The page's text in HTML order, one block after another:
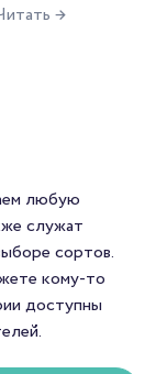
формируются
вкусом. А
покупателей —
редкий
редко
массовой продаже.
→
любую
служат
сортов.
кому-то
доступны